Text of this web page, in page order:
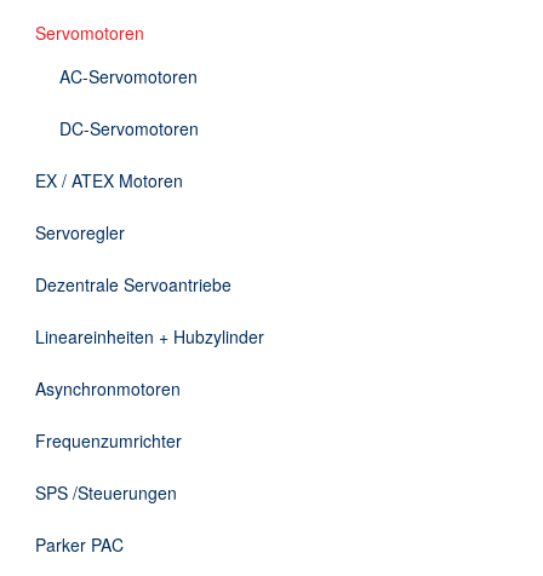
Downloads
DE
Servomotoren
AC-Servomotoren
DC-Servomotoren
EX / ATEX Motoren
Servoregler
Dezentrale Servoantriebe
Lineareinheiten + Hubzylinder
Asynchronmotoren
Frequenzumrichter
SPS /Steuerungen
Parker PAC